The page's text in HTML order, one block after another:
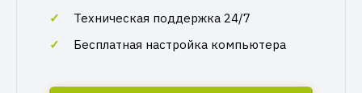
Техническая поддержка 24/7
Бесплатная настройка компьютера